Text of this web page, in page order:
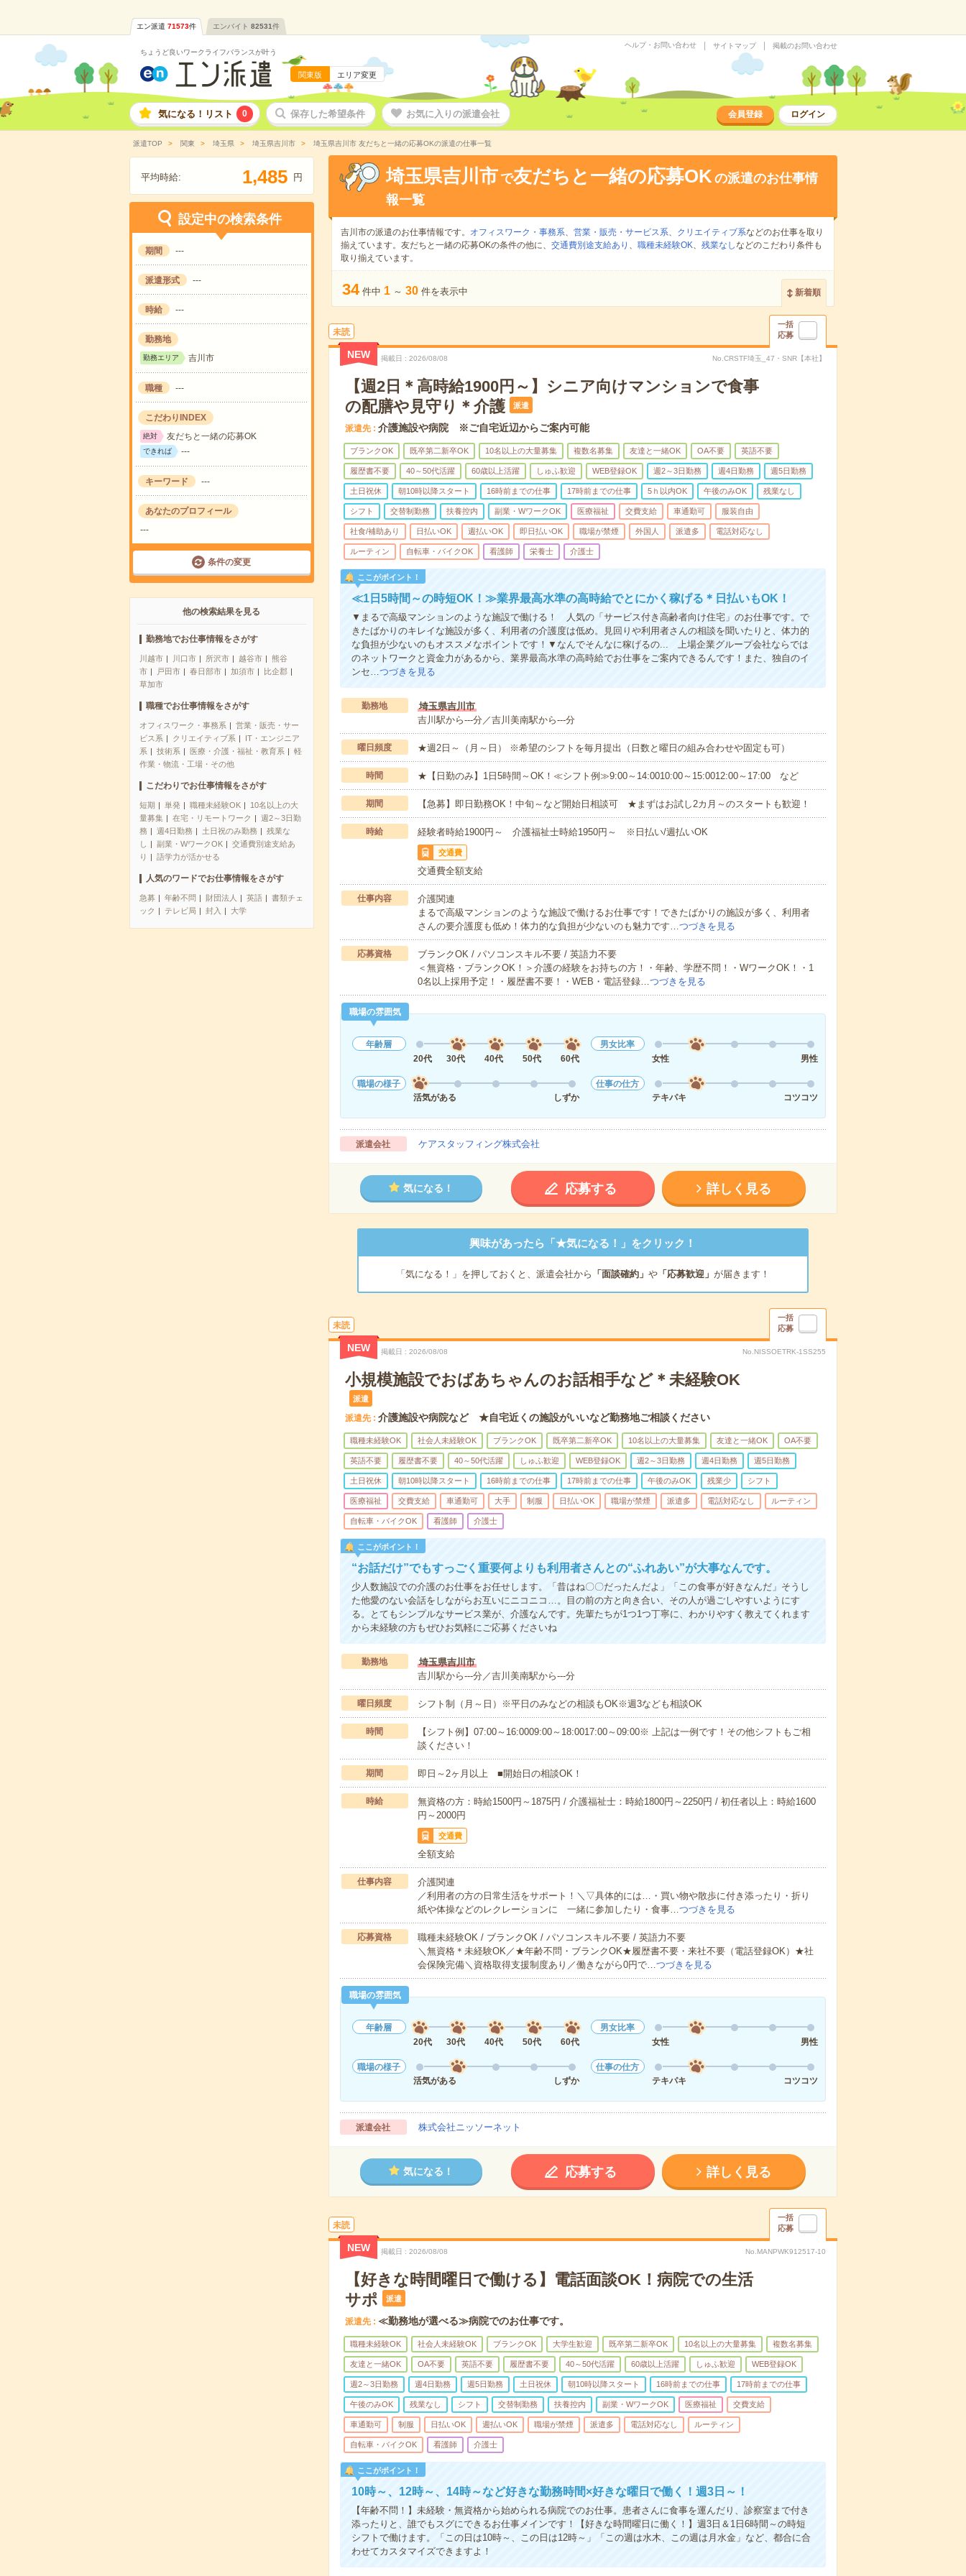
エン派遣 71573件 エンバイト 82531件
ちょうど良いワークライフバランスが叶う
関東版 エリア変更
ヘルプ・お問い合わせ サイトマップ 掲載のお問い合わせ
気になる！リスト 0 保存した希望条件 お気に入りの派遣会社 会員登録 ログイン
派遣TOP 関東 埼玉県 埼玉県吉川市 埼玉県吉川市 友だちと一緒の応募OKの派遣の仕事一覧
平均時給: 1,485 円
設定中の検索条件
期間 ---
派遣形式 ---
時給 ---
勤務地
勤務エリア 吉川市
職種 ---
こだわりINDEX
絶対 友だちと一緒の応募OK
できれば ---
キーワード ---
あなたのプロフィール
---
条件の変更
他の検索結果を見る
勤務地でお仕事情報をさがす
川越市 川口市 所沢市 越谷市
熊谷
市
戸田市 春日部市 加須市
比企郡
草加市
職種でお仕事情報をさがす
オフィスワーク・事務系
営業・販売・サー
ビス系
クリエイティブ系
IT・エンジニア
系
技術系 医療・介護・福祉・教育系
軽
作業・物流・工場・その他
こだわりでお仕事情報をさがす
短期 単発 職種未経験OK
10名以上の大
量募集
在宅・リモートワーク
週2～3日勤
務
週4日勤務 土日祝のみ勤務
残業な
し
副業・WワークOK
交通費別途支給あ
り
語学力が活かせる
人気のワードでお仕事情報をさがす
急募 年齢不問 財団法人 英語
書類チェ
ック
テレビ局 封入 大学
埼玉県吉川市 で友だちと一緒の応募OKの派遣のお仕事情
報一覧
吉川市の派遣のお仕事情報です。 オフィスワーク・事務系、 営業・販売・サービス系、 クリエイティブ系などのお仕事を取り
揃えています。友だちと一緒の応募OKの条件の他に、 交通費別途支給あり 、 職種未経験OK、 残業なしなどのこだわり条件も
取り揃えています。
34 件中 1 ～ 30 件を表示中 新着順
未読
一括
応募
NEW 掲載日 2026/08/08 No.CRSTF埼玉_47・SNR【本社】
【週2日＊高時給1900円～】シニア向けマンションで食事
の配膳や見守り＊介護
派遣
派遣先 介護施設や病院 ※ご自宅近辺からご案内可能
ブランクOK 既卒第二新卒OK 10名以上の大量募集 複数名募集 友達と一緒OK OA不要 英語不要
履歴書不要 40～50代活躍 60歳以上活躍 しゅふ歓迎 WEB登録OK 週2～3日勤務 週4日勤務 週5日勤務
土日祝休 朝10時以降スタート 16時前までの仕事 17時前までの仕事 5ｈ以内OK 午後のみOK 残業なし
シフト 交替制勤務 扶養控内 副業・WワークOK 医療福祉 交費支給 車通勤可 服装自由
社食/補助あり 日払いOK 週払いOK 即日払いOK 職場が禁煙 外国人 派遣多 電話対応なし
ルーティン 自転車・バイクOK 看護師 栄養士 介護士
ここがポイント！
≪1日5時間～の時短OK！≫業界最高水準の高時給でとにかく稼げる＊日払いもOK！
▼まるで高級マンションのような施設で働ける！ 人気の「サービス付き高齢者向け住宅」のお仕事です。で
きたばかりのキレイな施設が多く、利用者の介護度は低め。見回りや利用者さんの相談を聞いたりと、体力的
な負担が少ないのもオススメなポイントです！▼なんでそんなに稼げるの... 上場企業グループ会社ならでは
のネットワークと資金力があるから、業界最高水準の高時給でお仕事をご案内できるんです！また、独自のイ
ンセ…つづきを見る
勤務地
埼玉県吉川市
吉川駅から---分／吉川美南駅から---分
曜日頻度 ★週2日～（月～日） ※希望のシフトを毎月提出（日数と曜日の組み合わせや固定も可）
時間 ★【日勤のみ】1日5時間～OK！≪シフト例≫9:00～14:0010:00～15:0012:00～17:00 など
期間 【急募】即日勤務OK！中旬～など開始日相談可 ★まずはお試し2カ月～のスタートも歓迎！
時給 経験者時給1900円～ 介護福祉士時給1950円～ ※日払い/週払いOK
交通費
交通費全額支給
仕事内容
介護関連
まるで高級マンションのような施設で働けるお仕事です！できたばかりの施設が多く、利用者
さんの要介護度も低め！体力的な負担が少ないのも魅力です…つづきを見る
応募資格
ブランクOK / パソコンスキル不要 / 英語力不要
＜無資格・ブランクOK！＞介護の経験をお持ちの方！・年齢、学歴不問！・WワークOK！・1
0名以上採用予定！・履歴書不要！・WEB・電話登録…つづきを見る
職場の雰囲気
年齢層
20代
30代 40代 50代 60代
男女比率
女性
男性
職場の様子
活気がある
しずか
仕事の仕方
テキパキ
コツコツ
派遣会社 ケアスタッフィング株式会社
気になる！ 応募する 詳しく見る
興味があったら「★気になる！」をクリック！
「気になる！」を押しておくと、派遣会社から 「面談確約」 や「応募歓迎」 が届きます！
未読
一括
応募
NEW 掲載日 2026/08/08 No.NISSOETRK-1SS255
小規模施設でおばあちゃんのお話相手など＊未経験OK
派遣
派遣先 介護施設や病院など ★自宅近くの施設がいいなど勤務地ご相談ください
職種未経験OK 社会人未経験OK ブランクOK 既卒第二新卒OK 10名以上の大量募集 友達と一緒OK OA不要
英語不要 履歴書不要 40～50代活躍 しゅふ歓迎 WEB登録OK 週2～3日勤務 週4日勤務 週5日勤務
土日祝休 朝10時以降スタート 16時前までの仕事 17時前までの仕事 午後のみOK 残業少 シフト
医療福祉 交費支給 車通勤可 大手 制服 日払いOK 職場が禁煙 派遣多 電話対応なし ルーティン
自転車・バイクOK 看護師 介護士
ここがポイント！
“お話だけ”でもすっごく重要何よりも利用者さんとの“ふれあい”が大事なんです。
少人数施設での介護のお仕事をお任せします。「昔はね〇〇だったんだよ」「この食事が好きなんだ」そうし
た他愛のない会話をしながらお互いにニコニコ…。目の前の方と向き合い、その人が過ごしやすいようにす
る。とてもシンプルなサービス業が、介護なんです。先輩たちが1つ1つ丁寧に、わかりやすく教えてくれます
から未経験の方もぜひお気軽にご応募くださいね
勤務地
埼玉県吉川市
吉川駅から---分／吉川美南駅から---分
曜日頻度 シフト制（月～日）※平日のみなどの相談もOK※週3なども相談OK
時間
【シフト例】07:00～16:0009:00～18:0017:00～09:00※ 上記は一例です！その他シフトもご相
談ください！
期間 即日～2ヶ月以上 ■開始日の相談OK！
時給
無資格の方：時給1500円～1875円 / 介護福祉士：時給1800円～2250円 / 初任者以上：時給1600
円～2000円
交通費
全額支給
仕事内容
介護関連
／利用者の方の日常生活をサポート！＼▽具体的には…・買い物や散歩に付き添ったり・折り
紙や体操などのレクレーションに 一緒に参加したり・食事…つづきを見る
応募資格
職種未経験OK / ブランクOK / パソコンスキル不要 / 英語力不要
＼無資格＊未経験OK／★年齢不問・ブランクOK★履歴書不要・来社不要（電話登録OK）★社
会保険完備＼資格取得支援制度あり／働きながら0円で…つづきを見る
職場の雰囲気
年齢層
20代
30代 40代 50代 60代
男女比率
女性
男性
職場の様子
活気がある
しずか
仕事の仕方
テキパキ
コツコツ
派遣会社 株式会社ニッソーネット
気になる！ 応募する 詳しく見る
未読
一括
応募
NEW 掲載日 2026/08/08 No.MANPWK912517-10
【好きな時間曜日で働ける】電話面談OK！病院での生活
サポ
派遣
派遣先 ≪勤務地が選べる≫病院でのお仕事です。
職種未経験OK 社会人未経験OK ブランクOK 大学生歓迎 既卒第二新卒OK 10名以上の大量募集 複数名募集
友達と一緒OK OA不要 英語不要 履歴書不要 40～50代活躍 60歳以上活躍 しゅふ歓迎 WEB登録OK
週2～3日勤務 週4日勤務 週5日勤務 土日祝休 朝10時以降スタート 16時前までの仕事 17時前までの仕事
午後のみOK 残業なし シフト 交替制勤務 扶養控内 副業・WワークOK 医療福祉 交費支給
車通勤可 制服 日払いOK 週払いOK 職場が禁煙 派遣多 電話対応なし ルーティン
自転車・バイクOK 看護師 介護士
ここがポイント！
10時～、12時～、14時～など好きな勤務時間×好きな曜日で働く！週3日～！
【年齢不問！】未経験・無資格から始められる病院でのお仕事。患者さんに食事を運んだり、診察室まで付き
添ったりと、誰でもスグにできるお仕事メインです！【好きな時間曜日に働く！】週3日＆1日6時間～の時短
シフトで働けます。「この日は10時～、この日は12時～」「この週は水木、この週は月水金」など、都合に合
わせてカスタマイズできますよ！